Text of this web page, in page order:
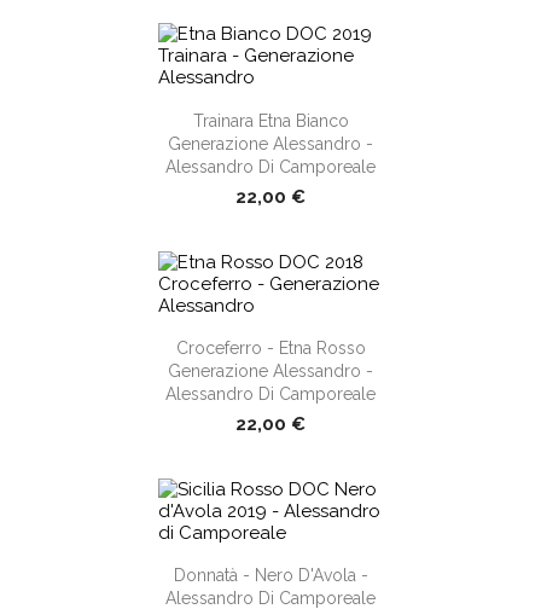
shopping_cart
Trainara Etna Bianco
Generazione Alessandro -
Alessandro Di Camporeale
22,00 €
shopping_cart
Croceferro - Etna Rosso
Generazione Alessandro -
Alessandro Di Camporeale
22,00 €
shopping_cart
Donnatà - Nero D'Avola -
Alessandro Di Camporeale